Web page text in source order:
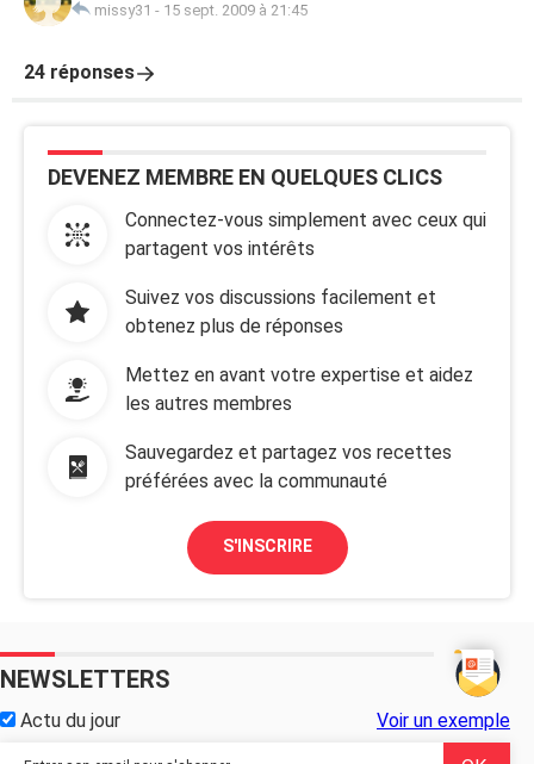
missy31 - 15 sept. 2009 à 21:45
24 réponses
DEVENEZ MEMBRE EN QUELQUES CLICS
Connectez-vous simplement avec ceux qui
partagent vos intérêts
Suivez vos discussions facilement et
obtenez plus de réponses
Mettez en avant votre expertise et aidez
les autres membres
Sauvegardez et partagez vos recettes
préférées avec la communauté
S'INSCRIRE
NEWSLETTERS
Actu du jour Voir un exemple